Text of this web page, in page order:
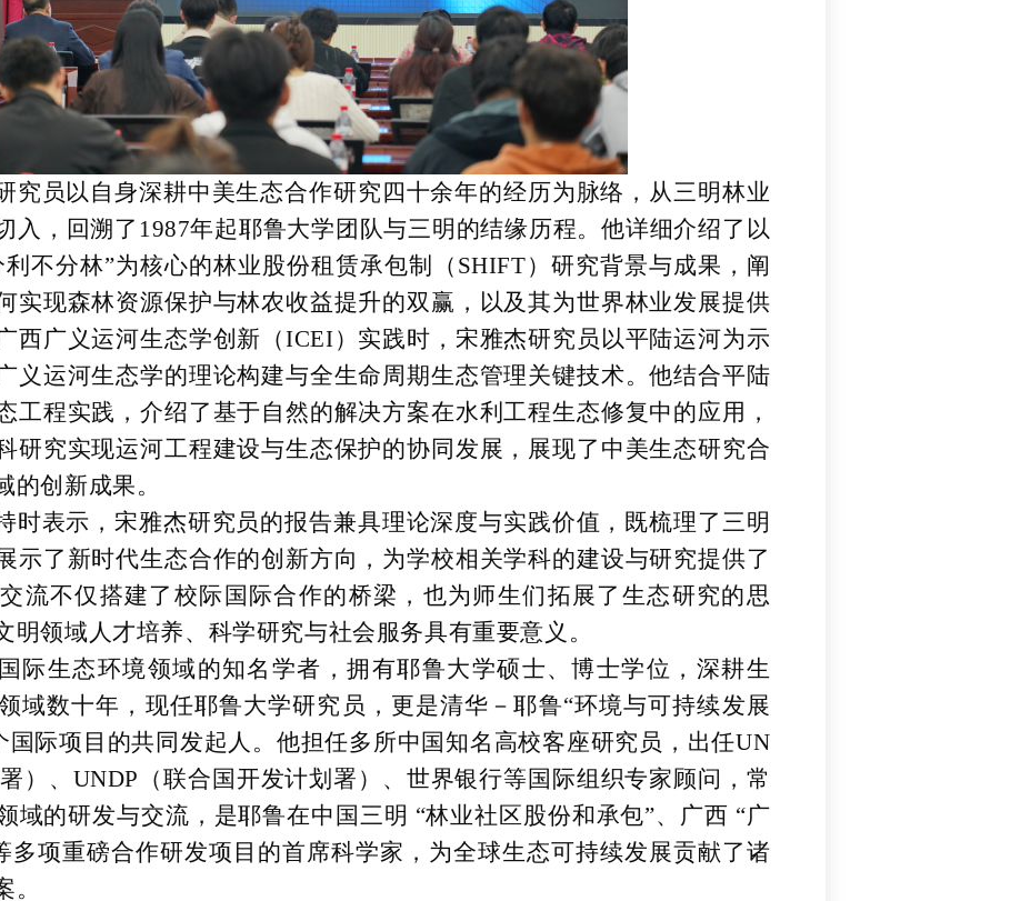
究员以自身深耕中美生态合作研究四十余年的经历为脉络，从三明林业
入，回溯了 1987年起耶鲁大学团队与三明的结缘历程。他详细介绍了以
不分林”为核心的林业股份租赁承包制（SHIFT）研究背景与成果，阐
实现森林资源保护与林农收益提升的双赢，以及其为世界林业发展提供
西广义运河生态学创新（ICEI）实践时，宋雅杰研究员以平陆运河为示
义运河生态学的理论构建与全生命周期生态管理关键技术。他结合平陆
工程实践，介绍了基于自然的解决方案在水利工程生态修复中的应用，
研究实现运河工程建设与生态保护的协同发展，展现了中美生态研究合
的创新成果。
时表示，宋雅杰研究员的报告兼具理论深度与实践价值，既梳理了三明
示了新时代生态合作的创新方向，为学校相关学科的建设与研究提供了
流不仅搭建了校际国际合作的桥梁，也为师生们拓展了生态研究的思
明领域人才培养、科学研究与社会服务具有重要意义。
际生态环境领域的知名学者，拥有耶鲁大学硕士、博士学位，深耕生
域数十年，现任耶鲁大学研究员，更是清华－耶鲁“环境与可持续发展
国际项目的共同发起人。他担任多所中国知名高校客座研究员，出任UN
）、 UNDP（联合国开发计划署）、世界银行等国际组织专家顾问，常
域的研发与交流，是耶鲁在中国三明 “林业社区股份和承包”、广西 “广
多项重磅合作研发项目的首席科学家，为全球生态可持续发展贡献了诸